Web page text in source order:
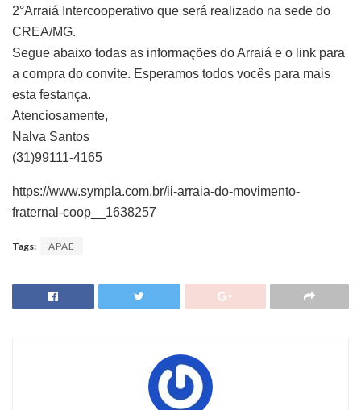
2°Arraiá Intercooperativo que será realizado na sede do
CREA/MG.
Segue abaixo todas as informações do Arraiá e o link para
a compra do convite. Esperamos todos vocês para mais
esta festança.
Atenciosamente,
Nalva Santos
(31)99111-4165
https://www.sympla.com.br/ii-arraia-do-movimento-
fraternal-coop__1638257
Tags: APAE